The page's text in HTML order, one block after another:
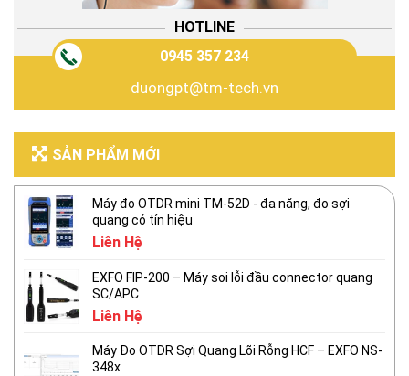
HOTLINE
0945 357 234
duongpt@tm-tech.vn
SẢN PHẨM MỚI
Máy đo OTDR mini TM-52D - đa năng, đo sợi
quang có tín hiệu
Liên Hệ
EXFO FIP-200 – Máy soi lỗi đầu connector quang
SC/APC
Liên Hệ
Máy Đo OTDR Sợi Quang Lõi Rỗng HCF – EXFO NS-
348x